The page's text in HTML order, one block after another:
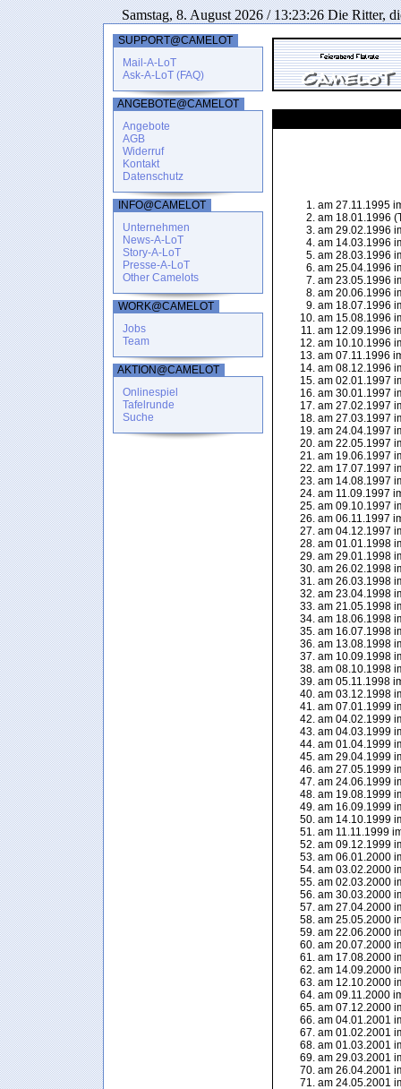
Samstag, 8. August 2026 / 13:23:26 Die Ritter,
SUPPORT@CAMELOT
Mail-A-LoT
Ask-A-LoT (FAQ)
ANGEBOTE@CAMELOT
Angebote
AGB
Widerruf
Kontakt
Datenschutz
INFO@CAMELOT
Unternehmen
News-A-LoT
Story-A-LoT
Presse-A-LoT
Other Camelots
WORK@CAMELOT
Jobs
Team
AKTION@CAMELOT
Onlinespiel
Tafelrunde
Suche
am 27.11.1995
am 18.01.1996
am 29.02.1996
am 14.03.1996
am 28.03.1996
am 25.04.1996
am 23.05.1996
am 20.06.1996
am 18.07.1996
am 15.08.1996
am 12.09.1996
am 10.10.1996
am 07.11.1996
am 08.12.1996
am 02.01.1997
am 30.01.1997
am 27.02.1997
am 27.03.1997
am 24.04.1997
am 22.05.1997
am 19.06.1997
am 17.07.1997
am 14.08.1997
am 11.09.1997
am 09.10.1997
am 06.11.1997
am 04.12.1997
am 01.01.1998
am 29.01.1998
am 26.02.1998
am 26.03.1998
am 23.04.1998
am 21.05.1998
am 18.06.1998
am 16.07.1998
am 13.08.1998
am 10.09.1998
am 08.10.1998
am 05.11.1998
am 03.12.1998
am 07.01.1999
am 04.02.1999
am 04.03.1999
am 01.04.1999
am 29.04.1999
am 27.05.1999
am 24.06.1999
am 19.08.1999
am 16.09.1999
am 14.10.1999
am 11.11.1999
am 09.12.1999
am 06.01.2000
am 03.02.2000
am 02.03.2000
am 30.03.2000
am 27.04.2000
am 25.05.2000
am 22.06.2000
am 20.07.2000
am 17.08.2000
am 14.09.2000
am 12.10.2000
am 09.11.2000
am 07.12.2000
am 04.01.2001
am 01.02.2001
am 01.03.2001
am 29.03.2001
am 26.04.2001
am 24.05.2001